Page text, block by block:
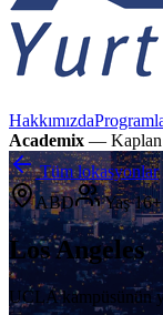
Hakkımızda
Academix — Kaplan
Tüm lokasyonlar
ABD
Yaş16+
Los Angeles
UCLA kampüsünün